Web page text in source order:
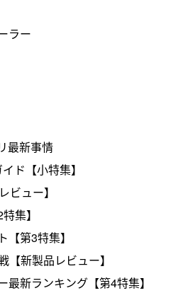
ラー
最新事情
ド【小特集】
ビュー】
集】
第3特集】
【新製品レビュー】
新ランキング【第4特集】